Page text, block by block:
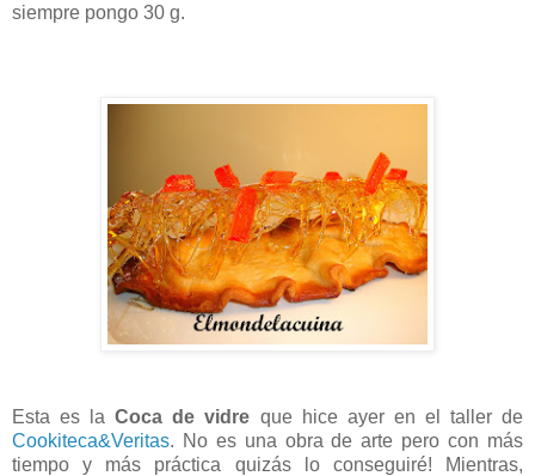
siempre pongo 30 g.
Esta es laCoca de vidre que hice ayer en el taller de
Cookiteca&Veritas. No es una obra de arte pero con más
tiempo y más práctica quizás lo conseguiré! Mientras,